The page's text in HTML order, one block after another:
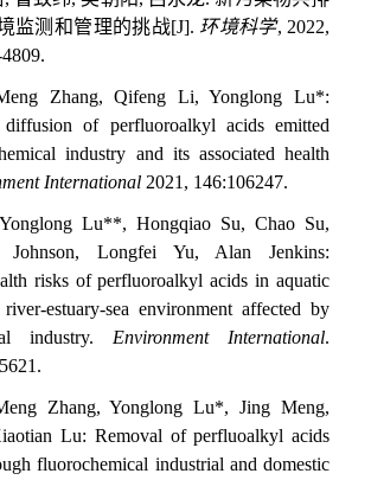
监测和管理的挑战[J]. 环境科学, 2022,
Zhang, Qifeng Li, Yonglong Lu*:
diffusion of perfluoroalkyl acids emitted
industry and its associated health
International 2021, 146:106247.
Lu**, Hongqiao Su, Chao Su,
Longfei Yu, Alan Jenkins:
risks of perfluoroalkyl acids in aquatic
estuary-sea environment affected by
industry. Environment International.
Zhang, Yonglong Lu*, Jing Meng,
Lu: Removal of perfluoalkyl acids
fluorochemical industrial and domestic